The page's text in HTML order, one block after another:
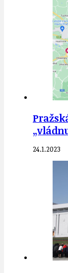
24.1.2023